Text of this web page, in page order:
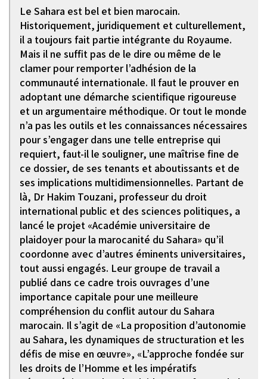
Le Sahara est bel et bien marocain.
Historiquement, juridiquement et culturellement,
il a toujours fait partie intégrante du Royaume.
Mais il ne suffit pas de le dire ou même de le
clamer pour remporter l’adhésion de la
communauté internationale. Il faut le prouver en
adoptant une démarche scientifique rigoureuse
et un argumentaire méthodique. Or tout le monde
n’a pas les outils et les connaissances nécessaires
pour s’engager dans une telle entreprise qui
requiert, faut-il le souligner, une maîtrise fine de
ce dossier, de ses tenants et aboutissants et de
ses implications multidimensionnelles. Partant de
là, Dr Hakim Touzani, professeur du droit
international public et des sciences politiques, a
lancé le projet «Académie universitaire de
plaidoyer pour la marocanité du Sahara» qu’il
coordonne avec d’autres éminents universitaires,
tout aussi engagés. Leur groupe de travail a
publié dans ce cadre trois ouvrages d’une
importance capitale pour une meilleure
compréhension du conflit autour du Sahara
marocain. Il s’agit de «La proposition d’autonomie
au Sahara, les dynamiques de structuration et les
défis de mise en œuvre», «L’approche fondée sur
les droits de l’Homme et les impératifs